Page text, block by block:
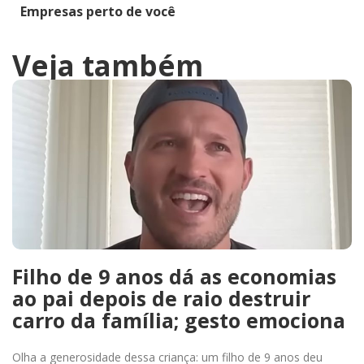
Empresas perto de você
Veja também
Filho de 9 anos dá as economias
ao pai depois de raio destruir
carro da família; gesto emociona
Olha a generosidade dessa criança: um filho de 9 anos deu